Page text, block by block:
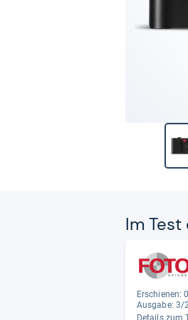
Im
Erschienen:
Ausgabe: 3/
Details zum